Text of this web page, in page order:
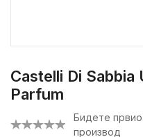
Castelli Di Sabbia
Parfum
Бидете
производ